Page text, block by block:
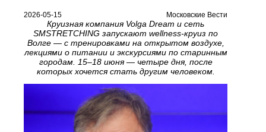
2026-05-15 Московские Вести
Круизная компания Volga Dream и сеть
SMSTRETCHING запускают wellness-круиз по
Волге — с тренировками на открытом воздухе,
лекциями о питании и экскурсиями по старинным
городам. 15–18 июня — четыре дня, после
которых хочется стать другим человеком.